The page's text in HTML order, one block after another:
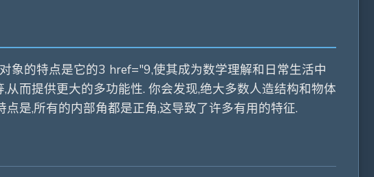
象的特点是它的3 href="9,使其成为数学理解和日常生活中
而提供更大的多功能性. 你会发现,绝大多数人造结构和物体
是,所有的内部角都是正角,这导致了许多有用的特征.